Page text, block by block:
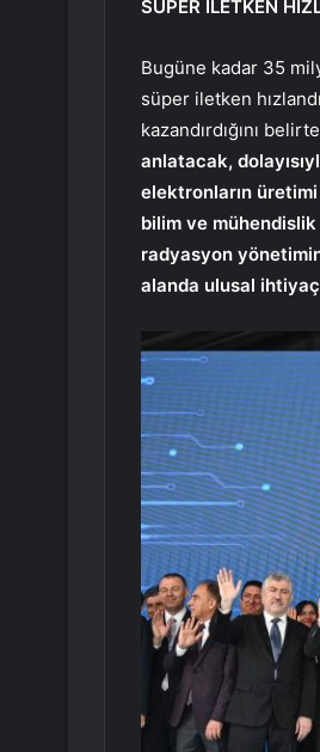
SÜPER İLETKEN
Bugüne kadar 35
süper iletken
kazandırdığını
anlatacak,
elektronların
bilim ve mühendislik
radyasyon
alanda ulusal